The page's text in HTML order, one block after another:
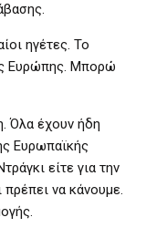
ηγέτες. Το
Ευρώπης. Μπορώ
Όλα έχουν ήδη
Ευρωπαϊκής
είτε για την
να κάνουμε.